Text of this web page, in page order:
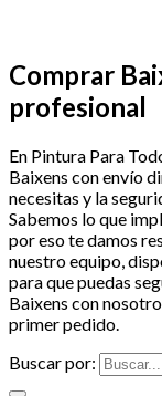
Comprar
profesional
En Pintura Para
Baixens con envío
necesitas y la
Sabemos lo que
por eso te damos
nuestro equipo,
para que puedas
Baixens con
primer pedido.
Buscar por: